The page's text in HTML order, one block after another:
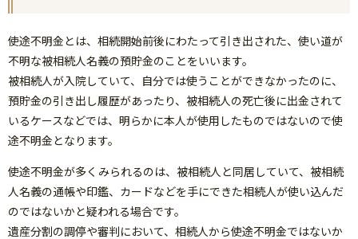
使途不明金とは、相続開始前後にわたって引き出された、使い道が
不明な被相続人名義の預貯金のことをいいます。
被相続人が入院していて、自分では使うことができなかったのに、
預貯金の引き出し履歴があったり、被相続人の死亡後に出金されて
いるケースなどでは、明らかに本人が使用したものではないので使
途不明金となります。
使途不明金が多くみられるのは、被相続人と同居していて、被相続
人名義の通帳や印鑑、カードなどを手にできた相続人が使い込んだ
のではないかと疑われる場合です。
遺産分割の調停や審判において、相続人から使途不明金ではないか